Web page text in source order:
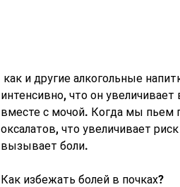
интенсивно, что он
вместе с мочой. Когда мы пьем
оксалатов, что увеличивает
вызывает боли.
Как избежать болей в почках?